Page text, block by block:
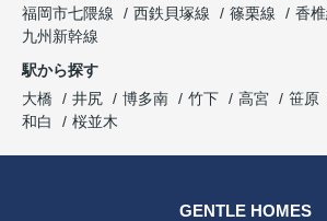
福岡市七隈線
西鉄貝塚線 篠栗線 香
九州新幹線
駅から探す
大橋
井尻 博多南 竹下 高宮 笹原
和白
桜並木
GENTLE HOMES